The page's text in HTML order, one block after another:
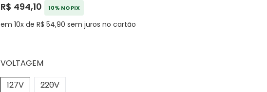
R$ 494,10 10% NO PIX
em 10x de R$ 54,90 sem juros no cartão
VOLTAGEM
127V
220V